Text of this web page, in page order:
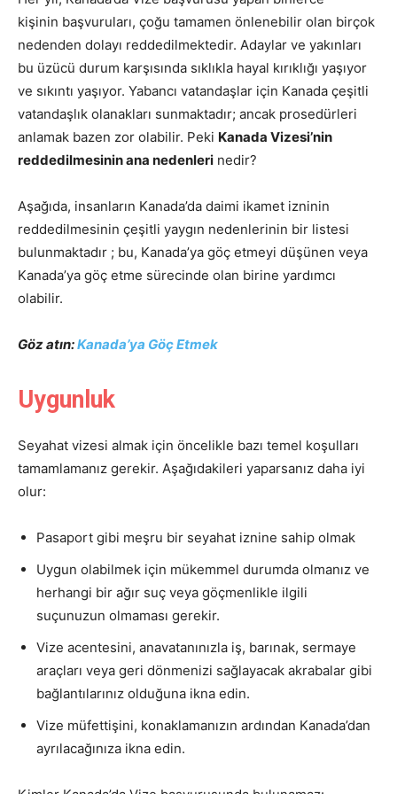
kişinin başvuruları, çoğu tamamen önlenebilir olan birçok
nedenden dolayı reddedilmektedir. Adaylar ve yakınları
bu üzücü durum karşısında sıklıkla hayal kırıklığı yaşıyor
ve sıkıntı yaşıyor. Yabancı vatandaşlar için Kanada çeşitli
vatandaşlık olanakları sunmaktadır; ancak prosedürleri
anlamak bazen zor olabilir. Peki Kanada Vizesi’nin
reddedilmesinin ana nedenleri nedir?
Aşağıda, insanların Kanada’da daimi ikamet izninin
reddedilmesinin çeşitli yaygın nedenlerinin bir listesi
bulunmaktadır ; bu, Kanada’ya göç etmeyi düşünen veya
Kanada’ya göç etme sürecinde olan birine yardımcı
olabilir.
Göz atın:Kanada’ya Göç Etmek
Uygunluk
Seyahat vizesi almak için öncelikle bazı temel koşulları
tamamlamanız gerekir. Aşağıdakileri yaparsanız daha iyi
olur:
Pasaport gibi meşru bir seyahat iznine sahip olmak
Uygun olabilmek için mükemmel durumda olmanız ve
herhangi bir ağır suç veya göçmenlikle ilgili
suçunuzun olmaması gerekir.
Vize acentesini, anavatanınızla iş, barınak, sermaye
araçları veya geri dönmenizi sağlayacak akrabalar gibi
bağlantılarınız olduğuna ikna edin.
Vize müfettişini, konaklamanızın ardından Kanada’dan
ayrılacağınıza ikna edin.